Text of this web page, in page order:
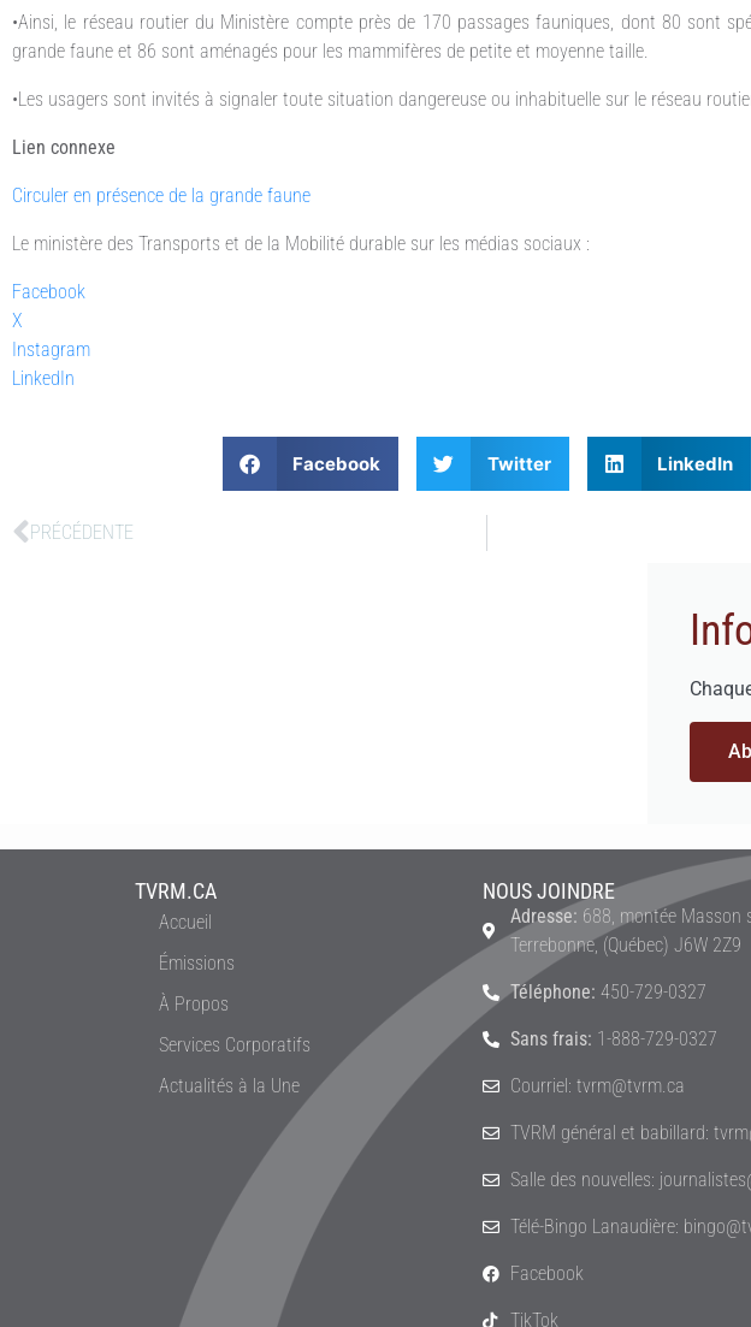
•Ainsi, le réseau routier du Ministère compte près de 170 passages fauniques, dont 80 sont
grande faune et 86 sont aménagés pour les mammifères de petite et moyenne taille.
•Les usagers sont invités à signaler toute situation dangereuse ou inhabituelle sur le réseau
Lien connexe
Circuler en présence de la grande faune
Le ministère des Transports et de la Mobilité durable sur les médias sociaux :
Facebook
X
Instagram
LinkedIn
Facebook Twitter LinkedIn
PRÉCÉDENTE
TVRM.CA
Accueil
Émissions
À Propos
Services Corporatifs
Actualités à la Une
NOUS JOINDRE
Adresse: 688, montée Masson
Terrebonne, (Québec) J6W 2Z9
Téléphone: 450-729-0327
Sans frais: 1-888-729-0327
Courriel: tvrm@tvrm.ca
TVRM général et babillard:
Salle des nouvelles:
Télé-Bingo Lanaudière:
Facebook
TikTok